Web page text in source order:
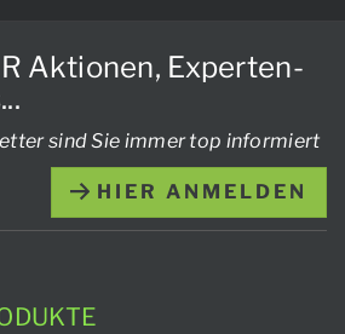
Aktionen, Experten-
sind Sie immer top informiert
HIER ANMELDEN